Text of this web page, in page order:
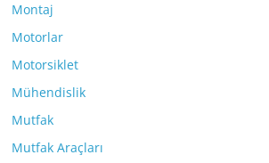
Montaj
Motorlar
Motorsiklet
Mühendislik
Mutfak
Mutfak Araçları